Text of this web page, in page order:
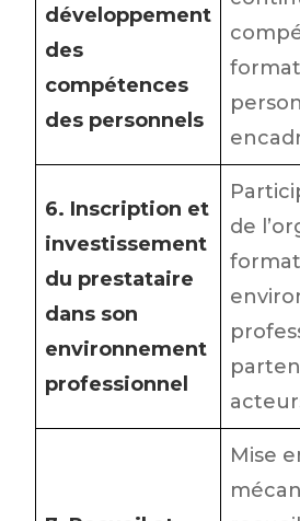
développement
des
compétences
des personnels
6. Inscription et
investissement
du prestataire
dans son
environnement
professionnel
de
Mise